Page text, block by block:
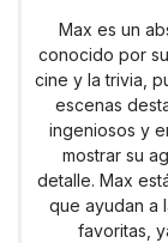
Max es un
conocido por
cine y la trivia,
escenas
ingeniosos y
mostrar su
detalle. Max
que ayudan a
favoritas,